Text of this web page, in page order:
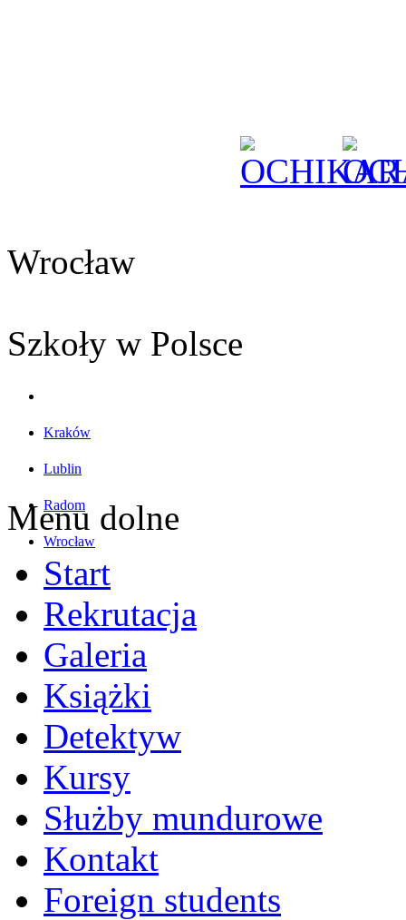
Wrocław
Szkoły w Polsce
Kraków
Lublin
Radom
Wrocław
Menu dolne
Start
Rekrutacja
Galeria
Książki
Detektyw
Kursy
Służby mundurowe
Kontakt
Foreign students